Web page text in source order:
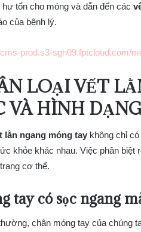
hư tổn cho móng và dẫn đến các
của bệnh lý.
prod.s3-sgn09.fptcloud.com/
LOẠI VẾT
VÀ HÌNH
lằn ngang móng tay không chỉ
khỏe khác nhau. Việc phân biệt
cơ thể.
tay có sọc ngang
chân móng tay của chúng